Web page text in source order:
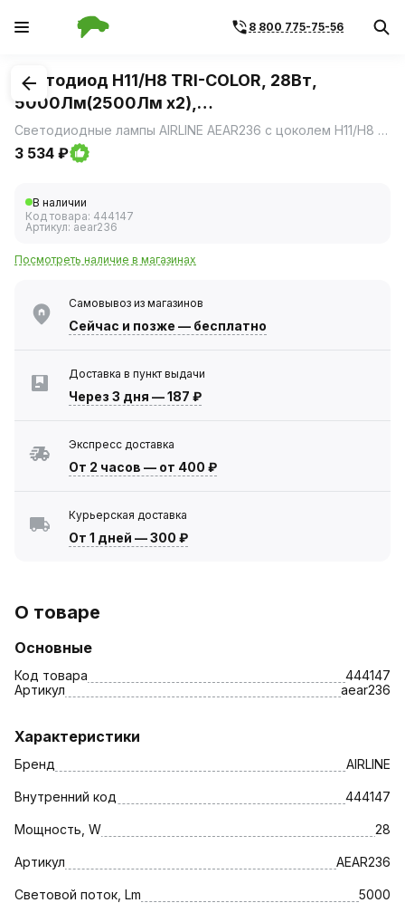
8 800 775-75-56
1/5
Светодиод H11/H8 TRI-COLOR, 28Вт,
5000Лм(2500Лм x2),
3000/4300/6500K,12/24В,кмп 2шт (AIRLINE)Светодиодные лампы AIRLINE AEAR236 с цоколем H11/H8 — многофункциональное решение для автомобильного освещения с возможностью выбора цветовой температуры.
3 534 ₽
В наличии
Код товара: 444147
Артикул: aear236
Посмотреть наличие в магазинах
Самовывоз из магазинов
Сейчас и позже — бесплатно
Доставка в пункт выдачи
Через 3 дня —187 ₽
Экспресс доставка
От 2 часов — от 400 ₽
Курьерская доставка
От 1 дней —300 ₽
О товаре
Основные
Код товара
444147
Артикул
aear236
Характеристики
Бренд AIRLINE
Внутренний код 444147
Мощность, W 28
Артикул AEAR236
Световой поток, Lm 5000